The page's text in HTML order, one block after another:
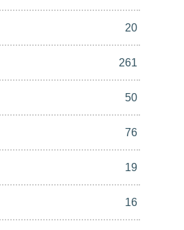
20
261
50
76
19
16